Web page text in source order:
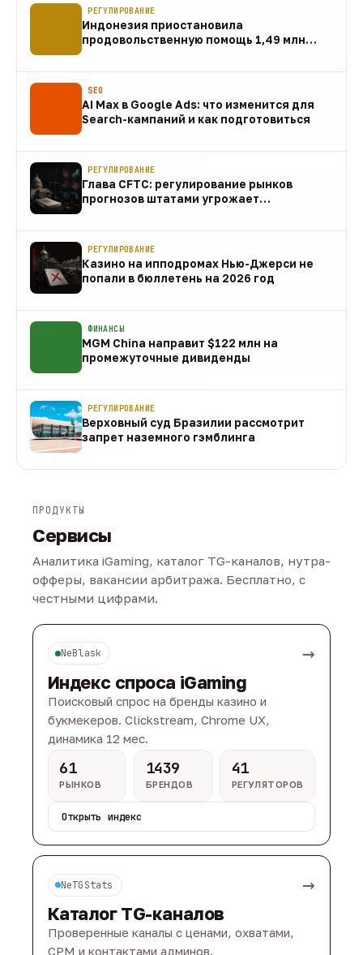
РЕГУЛИРОВАНИЕ
Индонезия приостановила
продовольственную помощь 1,49 млн
SEO
AI Max в Google Ads: что изменится для
Search-кампаний и как подготовиться
РЕГУЛИРОВАНИЕ
Глава CFTC: регулирование рынков
прогнозов штатами угрожает
РЕГУЛИРОВАНИЕ
Казино на ипподромах Нью-Джерси не
попали в бюллетень на 2026 год
ФИНАНСЫ
MGM China направит $122 млн на
промежуточные дивиденды
РЕГУЛИРОВАНИЕ
Верховный суд Бразилии рассмотрит
запрет наземного гэмблинга
ПРОДУКТЫ
Сервисы
Аналитика iGaming, каталог TG-каналов, нутра-
офферы, вакансии арбитража. Бесплатно, с
честными цифрами.
NeBlask →
Индекс спроса iGaming
Поисковый спрос на бренды казино и
букмекеров. Clickstream, Chrome UX,
динамика 12 мес.
61
РЫНКОВ
1439
БРЕНДОВ
41
РЕГУЛЯТОРОВ
Открыть индекс
NeTGStats →
Каталог TG-каналов
Проверенные каналы с ценами, охватами,
CPM и контактами админов.